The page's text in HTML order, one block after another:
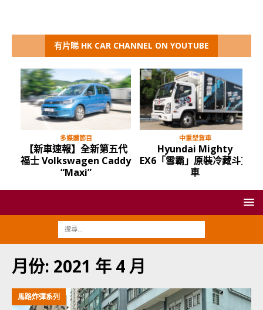
有片睇 HK CAR CHANNEL ON YOUTUBE
多媒體節目
【新車速報】全新第五代
福士 Volkswagen Caddy
“Maxi”
中重型貨車
Hyundai Mighty
EX6「雪霸」原裝冷藏斗貨
車
月份: 2021 年 4 月
馬路炸彈系列